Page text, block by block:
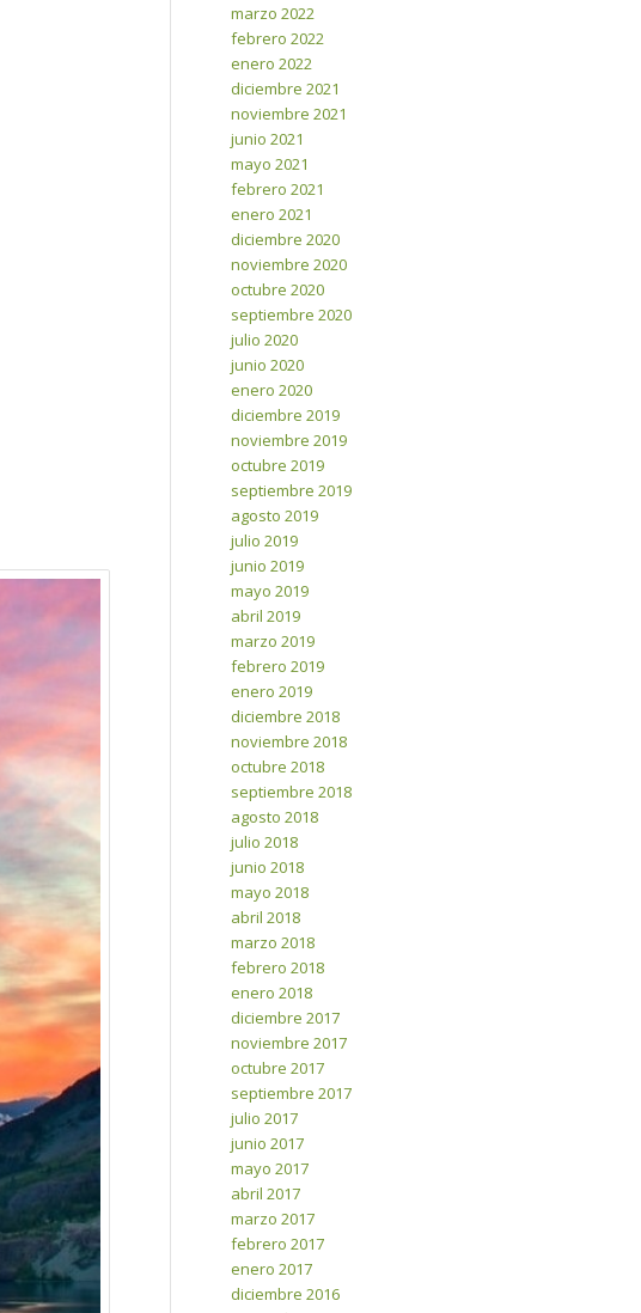
marzo 2022
febrero 2022
enero 2022
diciembre 2021
noviembre 2021
junio 2021
mayo 2021
febrero 2021
enero 2021
diciembre 2020
noviembre 2020
octubre 2020
septiembre 2020
julio 2020
junio 2020
enero 2020
diciembre 2019
noviembre 2019
octubre 2019
septiembre 2019
agosto 2019
julio 2019
junio 2019
mayo 2019
abril 2019
marzo 2019
febrero 2019
enero 2019
diciembre 2018
noviembre 2018
octubre 2018
septiembre 2018
agosto 2018
julio 2018
junio 2018
mayo 2018
abril 2018
marzo 2018
febrero 2018
enero 2018
diciembre 2017
noviembre 2017
octubre 2017
septiembre 2017
julio 2017
junio 2017
mayo 2017
abril 2017
marzo 2017
febrero 2017
enero 2017
diciembre 2016